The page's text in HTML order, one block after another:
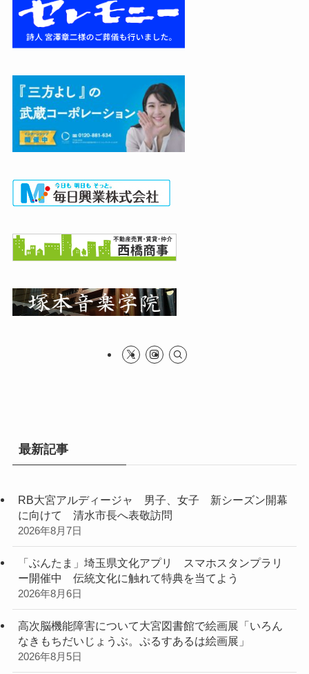
最新記事
RB大宮アルディージャ 男子、女子 新シーズン開幕
に向けて 清水市長へ表敬訪問
2026年8月7日
「ぶんたま」埼玉県文化アプリ スマホスタンプラリ
ー開催中 伝統文化に触れて特典を当てよう
2026年8月6日
高次脳機能障害について大宮図書館で絵画展「いろん
なきもちだいじょうぶ。ぷるすあるは絵画展」
2026年8月5日